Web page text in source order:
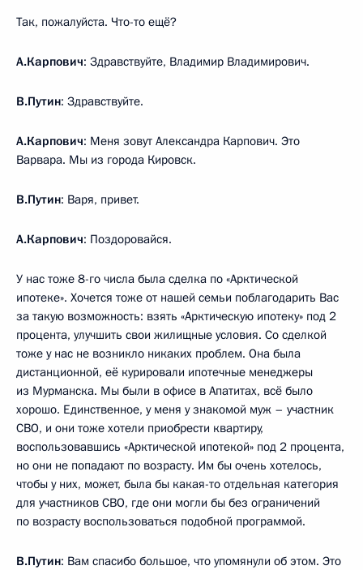
Так, пожалуйста. Что-то ещё?
А.Карпович: Здравствуйте, Владимир Владимирович.
В.Путин: Здравствуйте.
А.Карпович: Меня зовут Александра Карпович. Это
Варвара. Мы из города Кировск.
В.Путин: Варя, привет.
А.Карпович: Поздоровайся.
У нас тоже 8-го числа была сделка по «Арктической
ипотеке». Хочется тоже от нашей семьи поблагодарить Вас
за такую возможность: взять «Арктическую ипотеку» под 2
процента, улучшить свои жилищные условия. Со сделкой
тоже у нас не возникло никаких проблем. Она была
дистанционной, её курировали ипотечные менеджеры
из Мурманска. Мы были в офисе в Апатитах, всё было
хорошо. Единственное, у меня у знакомой муж – участник
СВО, и они тоже хотели приобрести квартиру,
воспользовавшись «Арктической ипотекой» под 2 процента,
но они не попадают по возрасту. Им бы очень хотелось,
чтобы у них, может, была бы какая-то отдельная категория
для участников СВО, где они могли бы без ограничений
по возрасту воспользоваться подобной программой.
В.Путин: Вам спасибо большое, что упомянули об этом. Это